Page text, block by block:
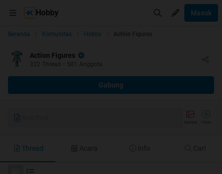
Hobby Masuk
Beranda Komunitas Hobby Action Figures
Action Figures
322 Thread • 581 Anggota
Gabung
Thread Acara Info Cari